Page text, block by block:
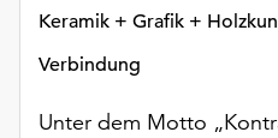
Keramik + Grafik +
Verbindung
Unter dem Motto